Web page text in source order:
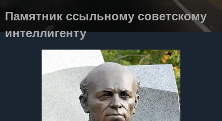
Памятник ссыльному советскому
интеллигенту